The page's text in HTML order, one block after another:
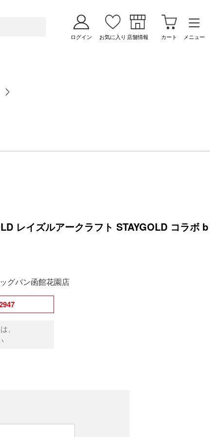
ログイン お気に入り 店舗情報 カート メニュー
レイズルアークラフト STAYGOLD コラボ b
グバン函館花園店
、